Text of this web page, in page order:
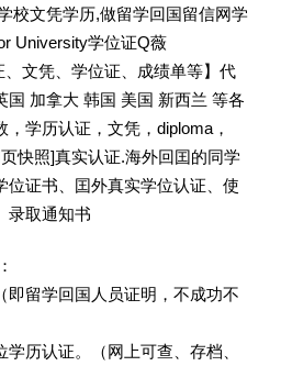
校文凭学历,做留学回国留信网学
University学位证Q薇
、文凭、学位证、成绩单等】代
国 加拿大 韩国 美国 新西兰 等各
学历认证，文凭，diploma，
快照]真实认证.海外回囯的同学
位证书、囯外真实学位认证、使
录取通知书
留学回国人员证明，不成功不
历认证。（网上可查、存档、